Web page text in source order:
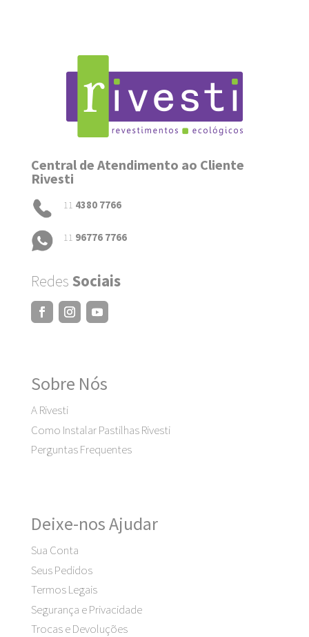
Central de Atendimento ao Cliente
Rivesti
11 4380 7766
11 96776 7766
Redes Sociais
Sobre Nós
A Rivesti
Como Instalar Pastilhas Rivesti
Perguntas Frequentes
Deixe-nos Ajudar
Sua Conta
Seus Pedidos
Termos Legais
Segurança e Privacidade
Trocas e Devoluções